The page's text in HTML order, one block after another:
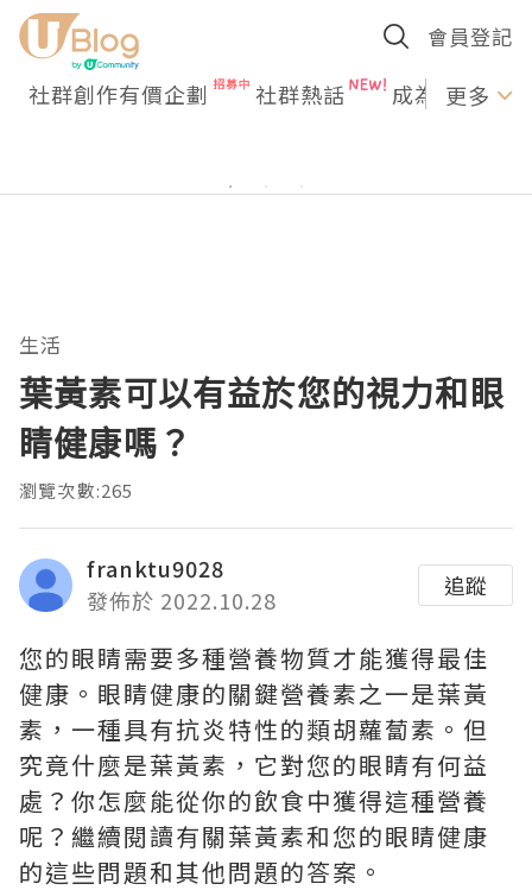
會員登記
社群創作有價企劃 社群熱話 成為U更多
生活
葉黃素可以有益於您的視力和眼
睛健康嗎？
瀏覽次數:265
franktu9028
發佈於 2022.10.28
追蹤
您的眼睛需要多種營養物質才能獲得最佳
健康。眼睛健康的關鍵營養素之一是葉黃
素，一種具有抗炎特性的類胡蘿蔔素。但
究竟什麼是葉黃素，它對您的眼睛有何益
處？你怎麼能從你的飲食中獲得這種營養
呢？繼續閱讀有關葉黃素和您的眼睛健康
的這些問題和其他問題的答案。